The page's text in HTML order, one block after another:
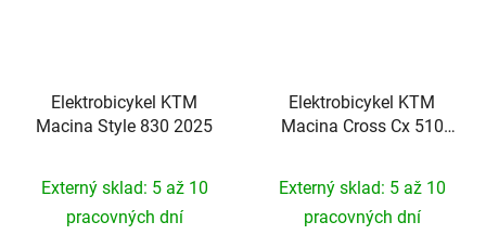
Elektrobicykel KTM
Macina Style 830 2025
Externý sklad: 5 až 10
pracovných dní
Elektrobicykel KTM
Macina Cross Cx 510
Externý sklad: 5 až 10
pracovných dní